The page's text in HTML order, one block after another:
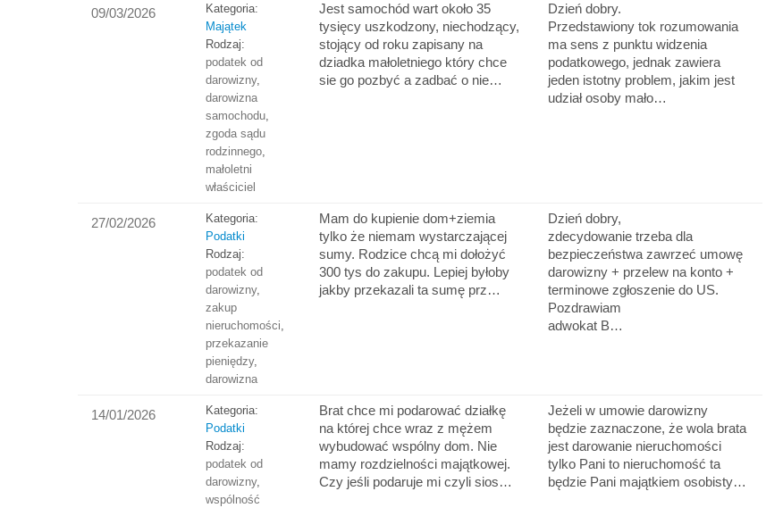
09/03/2026
Kategoria:
Majątek
Rodzaj:
podatek od
darowizny,
darowizna
samochodu,
zgoda sądu
rodzinnego,
małoletni
właściciel
Jest samochód wart około 35
tysięcy uszkodzony, niechodzący,
stojący od roku zapisany na
dziadka małoletniego który chce
sie go pozbyć a zadbać o nie…
Dzień dobry.
Przedstawiony tok rozumowania
ma sens z punktu widzenia
podatkowego, jednak zawiera
jeden istotny problem, jakim jest
udział osoby mało…
27/02/2026
Kategoria:
Podatki
Rodzaj:
podatek od
darowizny,
zakup
nieruchomości,
przekazanie
pieniędzy,
darowizna
Mam do kupienie dom+ziemia
tylko że niemam wystarczającej
sumy. Rodzice chcą mi dołożyć
300 tys do zakupu. Lepiej byłoby
jakby przekazali ta sumę prz…
Dzień dobry,
zdecydowanie trzeba dla
bezpieczeństwa zawrzeć umowę
darowizny + przelew na konto +
terminowe zgłoszenie do US.
Pozdrawiam
adwokat B…
14/01/2026
Kategoria:
Podatki
Rodzaj:
podatek od
darowizny,
wspólność
Brat chce mi podarować działkę
na której chce wraz z mężem
wybudować wspólny dom. Nie
mamy rozdzielności majątkowej.
Czy jeśli podaruje mi czyli sios…
Jeżeli w umowie darowizny
będzie zaznaczone, że wola brata
jest darowanie nieruchomości
tylko Pani to nieruchomość ta
będzie Pani majątkiem osobisty…